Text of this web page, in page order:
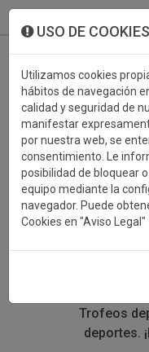
USO DE COOKIES
Utilizamos cookies
hábitos de navegación
calidad y seguridad de
manifestar
por nuestra web, se
consentimiento. Le
posibilidad de bloquear
equipo mediante la
navegador. Puede
Cookies en "Aviso Legal"
En esta sección
trofeos deportivos.
filtros por
Trofeos
deportes.